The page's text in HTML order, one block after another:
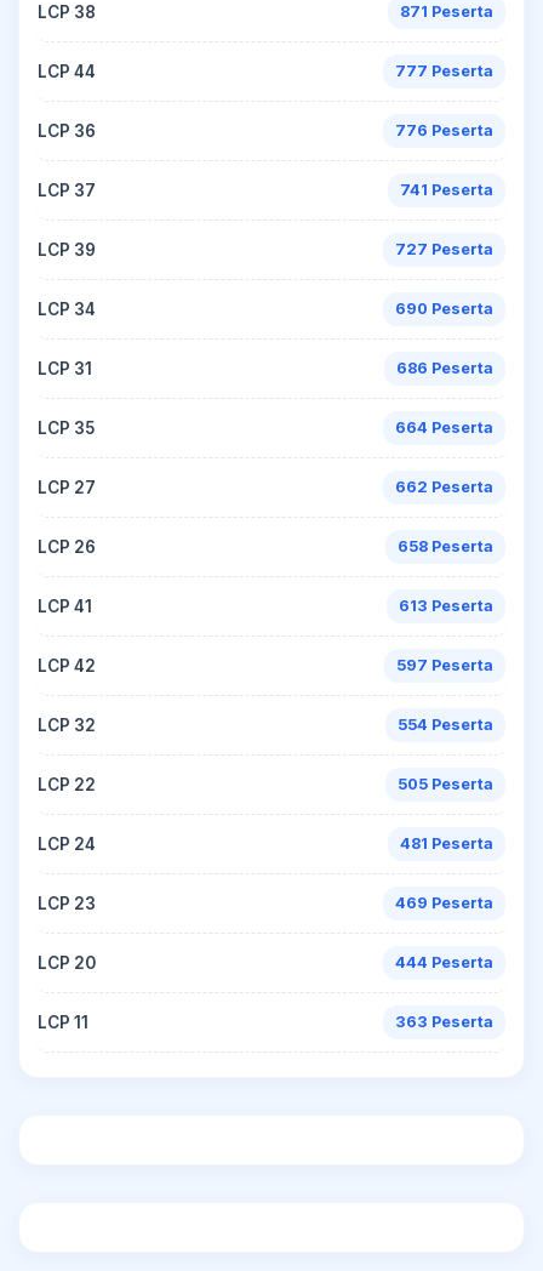
LCP 38 871 Peserta
LCP 44 777 Peserta
LCP 36 776 Peserta
LCP 37 741 Peserta
LCP 39 727 Peserta
LCP 34 690 Peserta
LCP 31 686 Peserta
LCP 35 664 Peserta
LCP 27 662 Peserta
LCP 26 658 Peserta
LCP 41 613 Peserta
LCP 42 597 Peserta
LCP 32 554 Peserta
LCP 22 505 Peserta
LCP 24 481 Peserta
LCP 23 469 Peserta
LCP 20 444 Peserta
LCP 11 363 Peserta